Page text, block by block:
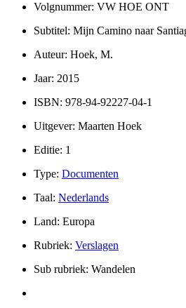
Volgnummer: VW HOE ONT
Subtitel: Mijn Camino naar
Auteur: Hoek, M.
Jaar: 2015
ISBN: 978-94-92227-04-1
Uitgever: Maarten Hoek
Editie: 1
Type: Documenten
Taal: Nederlands
Land: Europa
Rubriek: Verslagen
Sub rubriek: Wandelen